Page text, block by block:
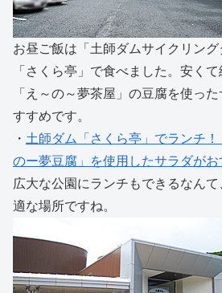
お昼ご飯は「土師ダムサイクリン
「さくら亭」で食べました。安くて
「え～の～夢茶屋」の豆腐を使っ
すすめです。
・ 土師ダム「さくら亭」でランチ
のー夢豆腐」を使用したサラダがお
広大な公園にランチもできるなん
適な場所ですね。